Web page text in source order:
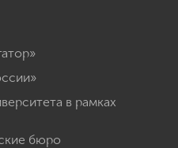
в рамках
бюро